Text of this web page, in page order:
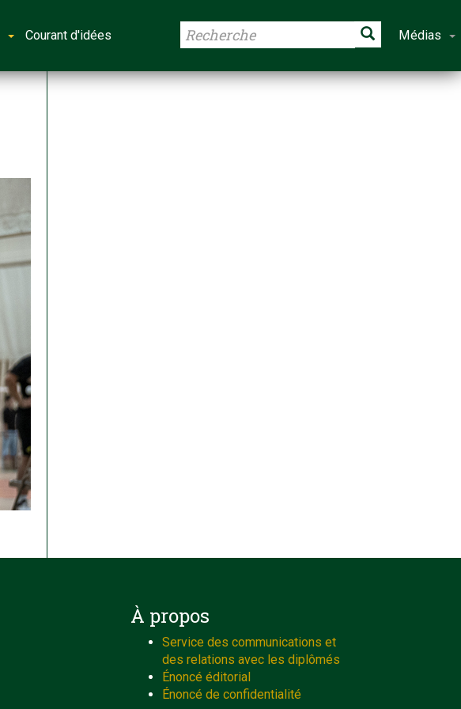
Courant d'idées Médias
À propos
Service des communications et
des relations avec les diplômés
Énoncé éditorial
Énoncé de confidentialité